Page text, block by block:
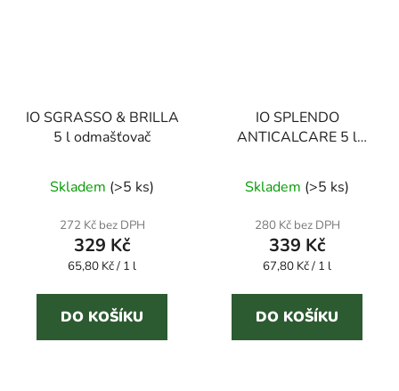
IO SGRASSO & BRILLA
5 l odmašťovač
hodnocení
produktu
je
4,5
z
5
hvězdiček.
Skladem (>5 ks)
272 Kč bez DPH
329 Kč
Měrná
65,80 Kč / 1 l
DO KOŠÍKU
IO SPLENDO
ANTICALCARE 5 l
kamene
Skladem (>5 ks)
280 Kč bez DPH
339 Kč
Měrná
67,80 Kč / 1 l
DO KOŠÍKU